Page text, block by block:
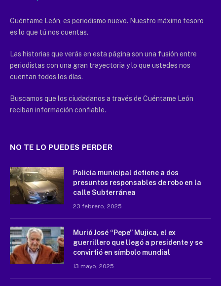
Cuéntame León, es periodismo nuevo. Nuestro máximo tesoro
es lo que tú nos cuentas.
Las historias que verás en esta página son una fusión entre
periodistas con una gran trayectoria y lo que ustedes nos
cuentan todos los días.
Buscamos que los ciudadanos a través de Cuéntame León
reciban información confiable.
NO TE LO PUEDES PERDER
Policía municipal detiene a dos
presuntos responsables de robo en la
calle Subterránea
23 febrero, 2025
Murió José “Pepe” Mujica, el ex
guerrillero que llegó a presidente y se
convirtió en símbolo mundial
13 mayo, 2025